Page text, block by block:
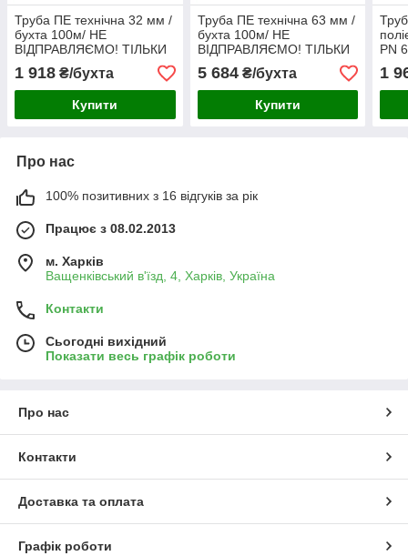
Труба ПЕ технічна 32 мм /
бухта 100м/ НЕ
ВІДПРАВЛЯЄМО! ТІЛЬКИ
САМОВИВОЗ ХАРКІВ
1 918 ₴/бухта
Купити
Труба ПЕ технічна 63 мм /
бухта 100м/ НЕ
ВІДПРАВЛЯЄМО! ТІЛЬКИ
САМОВИВОЗ ХАРКІВ
5 684₴/бухта
Купити
PN
1
Про нас
100% позитивних з 16 відгуків за рік
Працює з 08.02.2013
м. Харків
Ващенківський в'їзд, 4, Харків, Україна
Контакти
Сьогодні вихідний
Показати весь графік роботи
Про нас
Контакти
Доставка та оплата
Графік роботи